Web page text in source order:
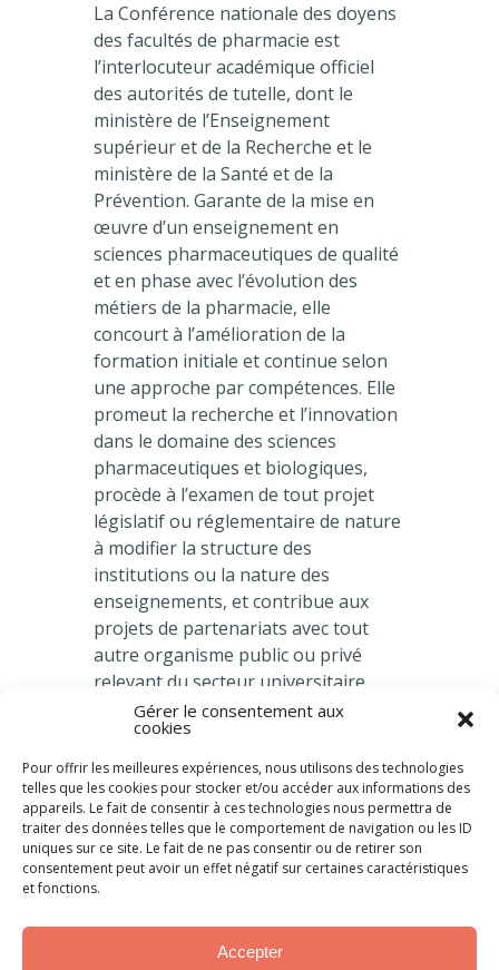
Gérer le consentement aux
cookies
Pour offrir les meilleures expériences, nous utilisons des technologies
telles que les cookies pour stocker et/ou accéder aux informations des
appareils. Le fait de consentir à ces technologies nous permettra de
traiter des données telles que le comportement de navigation ou les ID
uniques sur ce site. Le fait de ne pas consentir ou de retirer son
consentement peut avoir un effet négatif sur certaines caractéristiques
et fonctions.
Accepter
La Conférence nationale des doyens
des facultés de pharmacie est
l’interlocuteur académique officiel
des autorités de tutelle, dont le
ministère de l’Enseignement
supérieur et de la Recherche et le
ministère de la Santé et de la
Prévention. Garante de la mise en
œuvre d’un enseignement en
sciences pharmaceutiques de qualité
et en phase avec l’évolution des
métiers de la pharmacie, elle
concourt à l’amélioration de la
formation initiale et continue selon
une approche par compétences. Elle
promeut la recherche et l’innovation
dans le domaine des sciences
pharmaceutiques et biologiques,
procède à l’examen de tout projet
législatif ou réglementaire de nature
à modifier la structure des
institutions ou la nature des
enseignements, et contribue aux
projets de partenariats avec tout
autre organisme public ou privé
relevant du secteur universitaire,
hospitalier et industriel de la santé,
qu’il soit national ou international.
www.conference-doyens-